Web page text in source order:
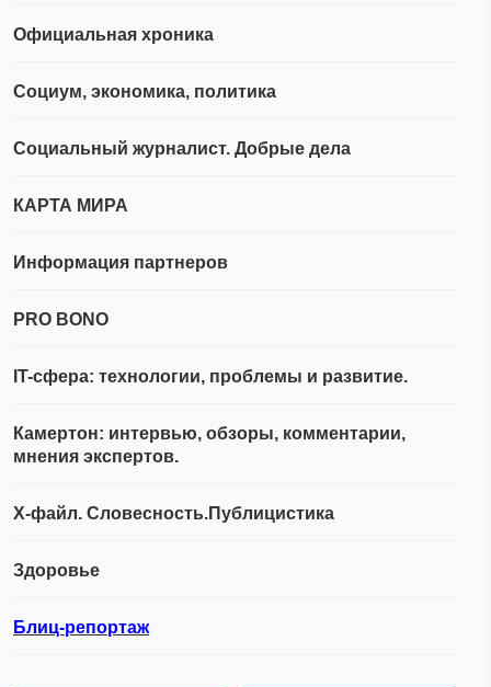
Официальная хроника
Социум, экономика, политика
Социальный журналист. Добрые дела
КАРТА МИРА
Информация партнеров
PRO BONO
IT-сфера: технологии, проблемы и развитие.
Камертон: интервью, обзоры, комментарии,
мнения экспертов.
Х-файл. Словесность.Публицистика
Здоровье
Блиц-репортаж